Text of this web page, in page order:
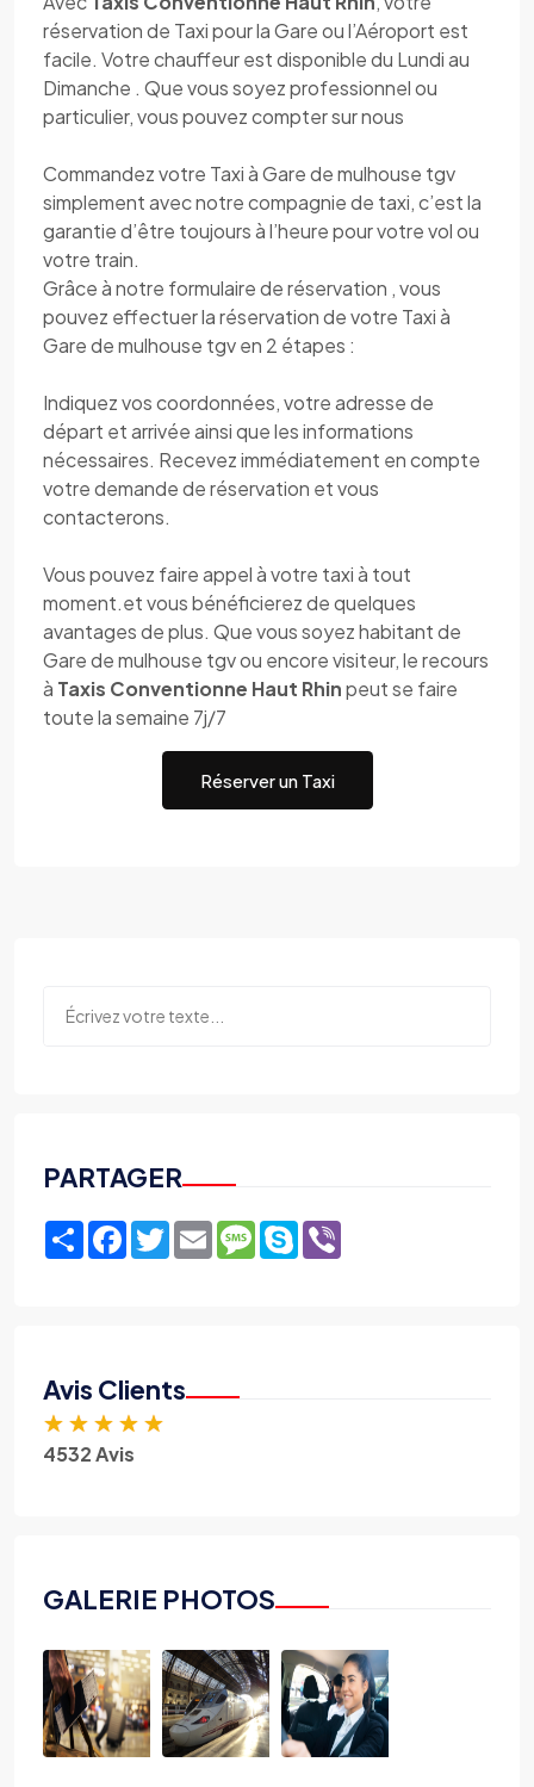
réservation de Taxi pour la Gare ou l’Aéroport est
facile. Votre chauffeur est disponible du Lundi au
Dimanche . Que vous soyez professionnel ou
particulier, vous pouvez compter sur nous
Commandez votre Taxi à Gare de mulhouse tgv
simplement avec notre compagnie de taxi, c’est la
garantie d’être toujours à l’heure pour votre vol ou
votre train.
Grâce à notre formulaire de réservation , vous
pouvez effectuer la réservation de votre Taxi à
Gare de mulhouse tgv en 2 étapes :
Indiquez vos coordonnées, votre adresse de
départ et arrivée ainsi que les informations
nécessaires. Recevez immédiatement en compte
votre demande de réservation et vous
contacterons.
Vous pouvez faire appel à votre taxi à tout
moment.et vous bénéficierez de quelques
avantages de plus. Que vous soyez habitant de
Gare de mulhouse tgv ou encore visiteur, le recours
à Taxis Conventionne Haut Rhinpeut se faire
toute la semaine 7j/7
Réserver un Taxi
PARTAGER
ShareFacebook
TwitterEmailMessage
Skype
Avis Clients
★ ★ ★ ★ ★
4532 Avis
GALERIE PHOTOS